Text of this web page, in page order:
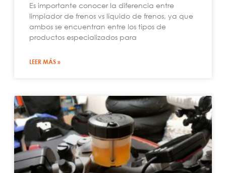
Es importante conocer la diferencia entre
limpiador de frenos vs líquido de frenos, ya que
ambos se encuentran entre los tipos de
productos especializados para
LEER MÁS »